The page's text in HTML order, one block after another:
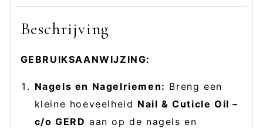
Beschrijving
GEBRUIKSAANWIJZING:
Nagels en Nagelriemen: Breng een
kleine hoeveelheid Nail & Cuticle Oil –
c/o GERD aan op de nagels en